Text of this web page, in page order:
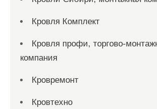
Кровля Комплект
Кровля профи, торгово-
компания
Кровремонт
Кровтехно